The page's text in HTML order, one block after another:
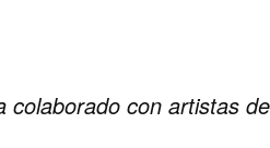
con artistas